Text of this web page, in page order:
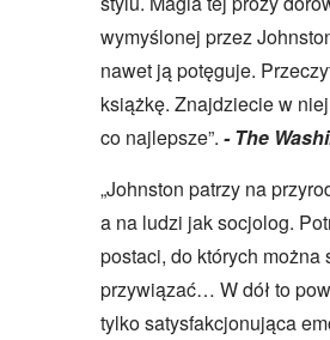
wymyślonej przez
nawet ją potęguje.
książkę. Znajdziecie w
co najlepsze”. - The
„Johnston patrzy na
a na ludzi jak socjolog.
postaci, do których można
przywiązać… W dół to
tylko satysfakcjonująca